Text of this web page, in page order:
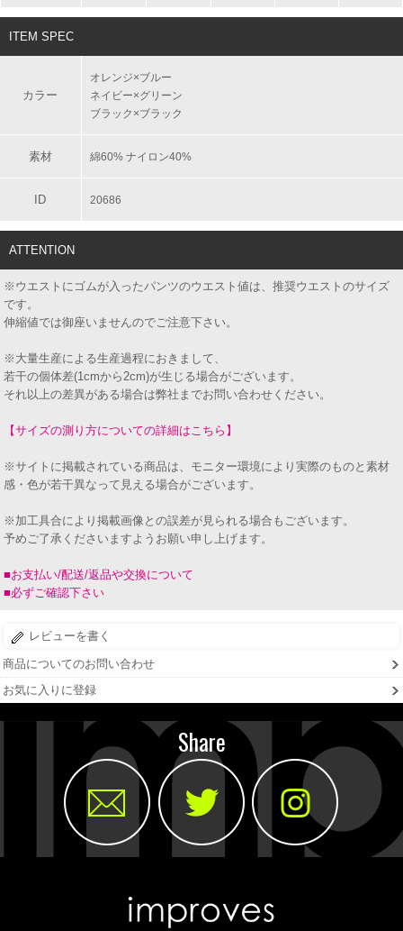
ITEM SPEC
カラー
オレンジ×ブルー
ネイビー×グリーン
ブラック×ブラック
素材 綿60% ナイロン40%
ID 20686
ATTENTION
※ウエストにゴムが入ったパンツのウエスト値は、推奨ウエストのサイズ
です。
伸縮値では御座いませんのでご注意下さい。
※大量生産による生産過程におきまして、
若干の個体差(1cmから2cm)が生じる場合がございます。
それ以上の差異がある場合は弊社までお問い合わせください。
【サイズの測り方についての詳細はこちら】
※サイトに掲載されている商品は、モニター環境により実際のものと素材
感・色が若干異なって見える場合がございます。
※加工具合により掲載画像との誤差が見られる場合もございます。
予めご了承くださいますようお願い申し上げます。
■お支払い/配送/返品や交換について
■必ずご確認下さい
レビューを書く
商品についてのお問い合わせ
お気に入りに登録
Share